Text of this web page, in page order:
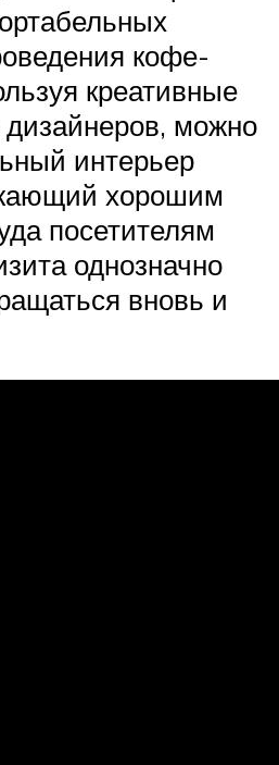
кофе-
креативные
можно
интерьер
хорошим
посетителям
однозначно
вновь и